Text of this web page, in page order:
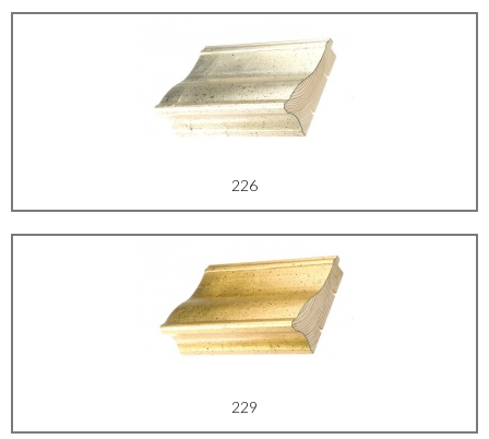
226
229